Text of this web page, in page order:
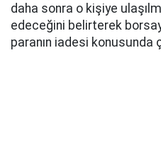
daha sonra o kişiye
edeceğini belirterek
paranın iadesi konusunda